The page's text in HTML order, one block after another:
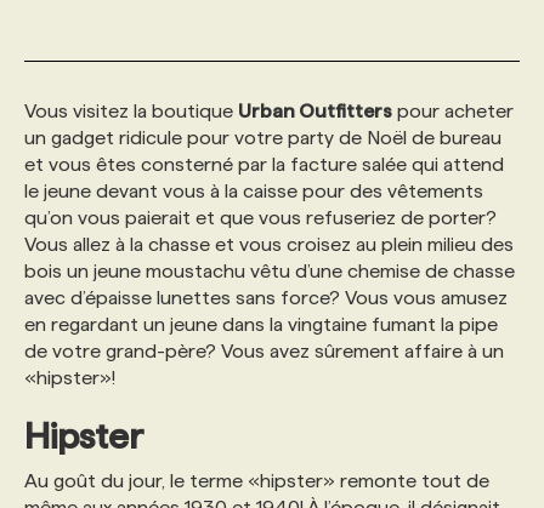
AFFAIRES DE L'INDUSTRIE
INITIATIVES NUMÉRIQUES
PRIX ET DISTINCTIONS
TENDANCES
WEB & MÉDIAS SOCIAUX
MARKETING DURABLE
GEO/SEO
NOS AUTEUR‧RICES
INFOLETTRE PUBLICITÉ
ANNONCEZ AVEC NOUS
CONSULTER LA CVTHÈQUE
PROFIL ENTREPRISE
FAQ
ANNONCEZ AVEC NOUS
VOIR LES OFFRES
PROFIL CANDIDAT
FAQ
ANNONCEZ AVEC NOUS
NOS FORMATIONS EN LIGNE
NOS PARCOURS DE FORMATIONS
FORMATIONS PERSONNALISÉES
NOS FORMATEUR‧RICES
POURQUOI CHOISIR NOS FORMATIONS
NOS TARIFS
CHASSE DE TÊTE
SERVICE DE CHASSE DE TÊTE
NOS TARIFS
NOS EXPERTISES
FAQ
ANNONCEZ AVEC NOUS
Vous visitez la boutique Urban Outfitters pour acheter
un gadget ridicule pour votre party de Noël de bureau
et vous êtes consterné par la facture salée qui attend
le jeune devant vous à la caisse pour des vêtements
qu’on vous paierait et que vous refuseriez de porter?
Vous allez à la chasse et vous croisez au plein milieu des
bois un jeune moustachu vêtu d’une chemise de chasse
avec d’épaisse lunettes sans force? Vous vous amusez
en regardant un jeune dans la vingtaine fumant la pipe
de votre grand-père? Vous avez sûrement affaire à un
«hipster»!
Hipster
Au goût du jour, le terme «hipster» remonte tout de